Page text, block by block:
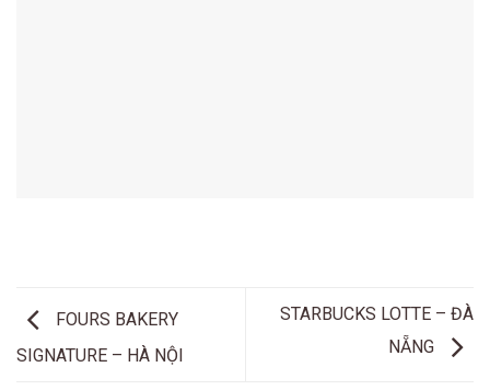
FOURS BAKERY
SIGNATURE – HÀ NỘI
STARBUCKS LOTTE – ĐÀ
NẴNG